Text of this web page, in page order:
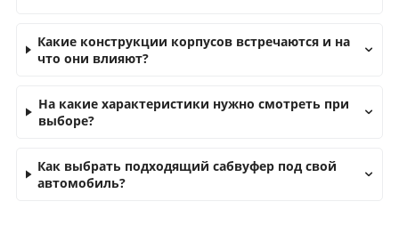
Какие конструкции корпусов встречаются и на
что они влияют?
На какие характеристики нужно смотреть при
выборе?
Как выбрать подходящий сабвуфер под свой
автомобиль?